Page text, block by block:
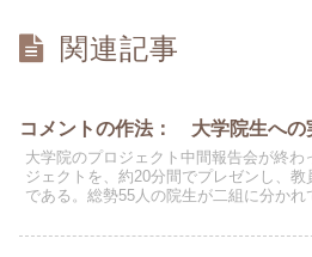
関連記事
コメントの作法： 大学院生への
大学院のプロジェクト中間報告会が終わ
ジェクトを、約20分間でプレゼンし、
である。総勢55人の院生が二組に分かれ